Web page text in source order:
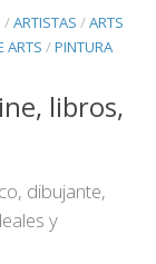
/ARTISTAS /ARTS
ARTS /PINTURA
libros,
dibujante,
y